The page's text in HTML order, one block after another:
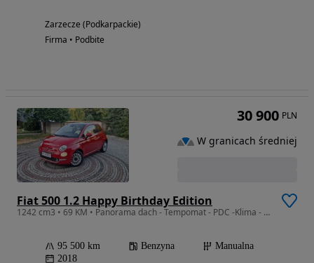
Zarzecze (Podkarpackie)
Firma • Podbite
Fiat 500 1.2 Happy Birthday Edition
1242 cm3 • 69 KM • Panorama dach - Tempomat - PDC -Klima - Nowy rozrząd- Super stan!!!
95 500 km Benzyna
Manualna
2018
30 900 PLN
W granicach średniej